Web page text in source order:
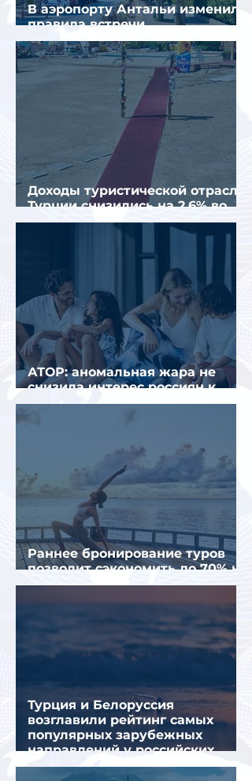
В аэропорту Антальи изменили
правила встречи
организованных туристов
Доходы туристической отрасли
Турции снизились на 2,6% во
втором квартале 2026 года
АТОР: аномальная жара не
снизила интерес россиян к
летнему отдыху в Европе
Раннее бронирование туров
позволит сэкономить до 70% на
летнем отдыхе — АТОР
Турция и Белоруссия
возглавили рейтинг самых
популярных зарубежных
направлений у российских
туристов летом